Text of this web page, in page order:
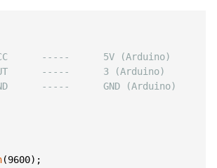
-----      5V (Arduino)
-----      3 (Arduino)
-----      GND (Arduino)
(9600) ;